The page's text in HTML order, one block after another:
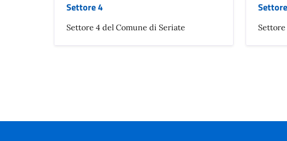
Settore 4
Settore 4 del Comune di Seriate